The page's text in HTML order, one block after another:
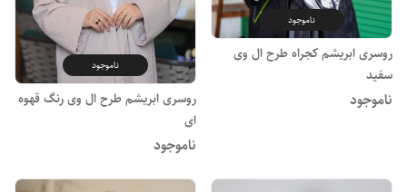
ناموجود
روسری ابریشم کجراه طرح ال وی
سفید
ناموجود
ناموجود
روسری ابریشم طرح ال وی رنگ قهوه
ای
ناموجود